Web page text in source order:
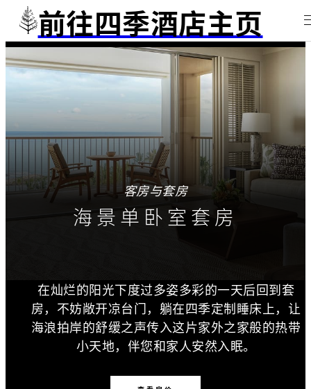
前往四季酒店主页
客房与套房
海景单卧室套房
在灿烂的阳光下度过多姿多彩的一天后回到套
房，不妨敞开凉台门，躺在四季定制睡床上，让
海浪拍岸的舒缓之声传入这片家外之家般的热带
小天地，伴您和家人安然入眠。